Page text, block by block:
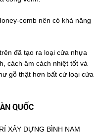
comb nên có khả năng
đã tạo ra loại cửa nhựa
cách âm cách nhiệt tốt và
gỗ thật hơn bất cứ loại cửa
QUỐC